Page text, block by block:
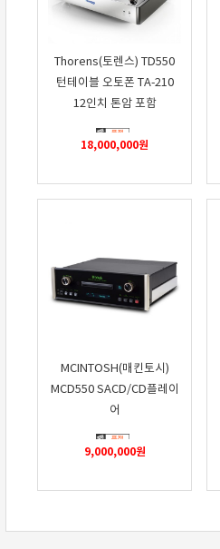
Thorens(토렌스) TD550
턴테이블 오토폰 TA-210
12인치 톤암 포함
18,000,000원
MCINTOSH(매킨토시)
MCD550 SACD/CD플레이
어
9,000,000원